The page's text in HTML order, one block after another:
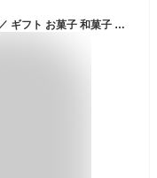
スイッチで紹介 ＼楽天グルメ大賞2024受賞／ ギフト お菓子 和菓子 スイーツ 個包装 スイーツグランプリ1位 岐阜中津川 栗きんとん 3個 栗きんとん入り 干し柿 栗柿 3個入り 市田柿 誕生日 プレゼント 贈り物 食べ物 結婚内祝い 栗 栗100％